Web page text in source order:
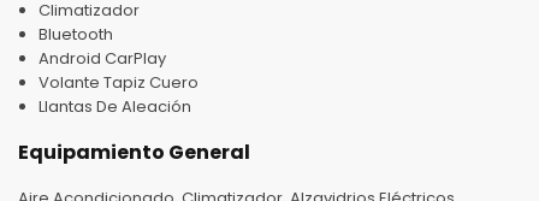
Climatizador
Bluetooth
Android CarPlay
Volante Tapiz Cuero
Llantas De Aleación
Equipamiento General